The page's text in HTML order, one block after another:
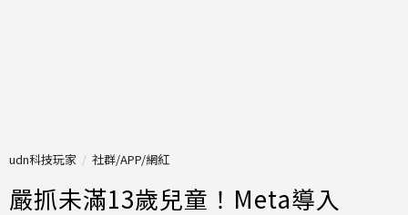
udn科技玩家 社群/APP/網紅
嚴抓未滿13歲兒童！Meta導入